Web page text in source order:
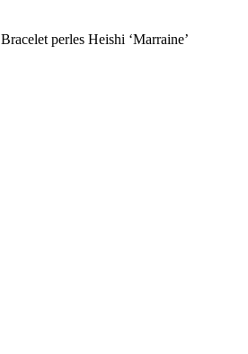
Bracelet perles Heishi ‘Marraine’